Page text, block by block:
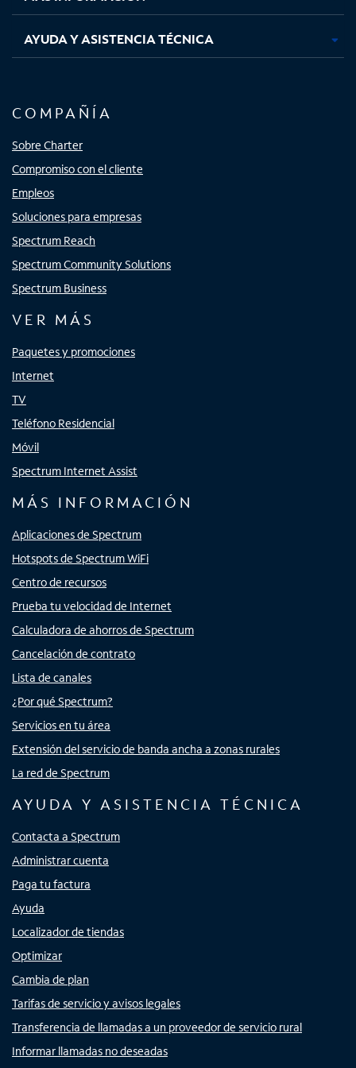
AYUDA Y ASISTENCIA TÉCNICA
COMPAÑÍA
Sobre Charter
Compromiso con el cliente
Empleos
Soluciones para empresas
Spectrum Reach
Spectrum Community Solutions
Spectrum Business
VER MÁS
Paquetes y promociones
Internet
TV
Teléfono Residencial
Móvil
Spectrum Internet Assist
MÁS INFORMACIÓN
Aplicaciones de Spectrum
Hotspots de Spectrum WiFi
Centro de recursos
Prueba tu velocidad de Internet
Calculadora de ahorros de Spectrum
Cancelación de contrato
Lista de canales
¿Por qué Spectrum?
Servicios en tu área
Extensión del servicio de banda ancha a zonas rurales
La red de Spectrum
AYUDA Y ASISTENCIA TÉCNICA
Contacta a Spectrum
Administrar cuenta
Paga tu factura
Ayuda
Localizador de tiendas
Optimizar
Cambia de plan
Tarifas de servicio y avisos legales
Transferencia de llamadas a un proveedor de servicio rural
Informar llamadas no deseadas